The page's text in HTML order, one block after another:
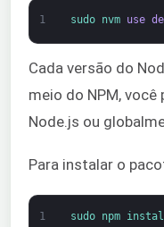
1 sudo nvm use
Cada versão do
meio do NPM,
Node.js ou
Para instalar o
1 sudo npm